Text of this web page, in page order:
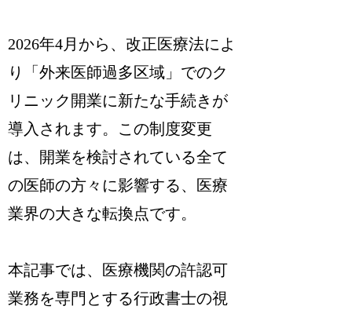
2026年4月から、改正医療法によ
り「外来医師過多区域」でのク
リニック開業に新たな手続きが
導入されます。この制度変更
は、開業を検討されている全て
の医師の方々に影響する、医療
業界の大きな転換点です。
本記事では、医療機関の許認可
業務を専門とする行政書士の視